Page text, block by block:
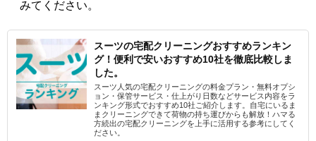
みてください。
スーツの宅配クリーニングおすすめランキン
グ！便利で安いおすすめ10社を徹底比較しま
した。
スーツ人気の宅配クリーニングの料金プラン・無料オプシ
ョン・保管サービス・仕上がり日数などサービス内容をラ
ンキング形式でおすすめ10社ご紹介します。自宅にいるま
まクリーニングできて荷物の持ち運びからも解放！ハマる
方続出の宅配クリーニングを上手に活用する参考にしてく
ださい。